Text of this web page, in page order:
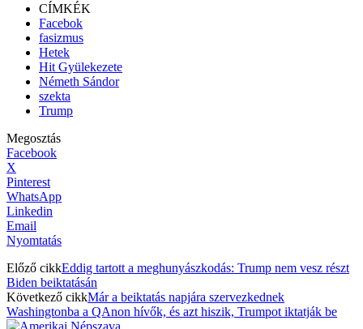
CÍMKÉK
Facebok
fasizmus
Hetek
Hit Gyülekezete
Németh Sándor
szekta
Trump
Megosztás
Facebook
X
Pinterest
WhatsApp
Linkedin
Email
Nyomtatás
Előző cikkEddig tartott a meghunyászkodás: Trump nem vesz részt
Biden beiktatásán
Következő cikkMár a beiktatás napjára szervezkednek
Washingtonba a QAnon hívők, és azt hiszik, Trumpot iktatják be